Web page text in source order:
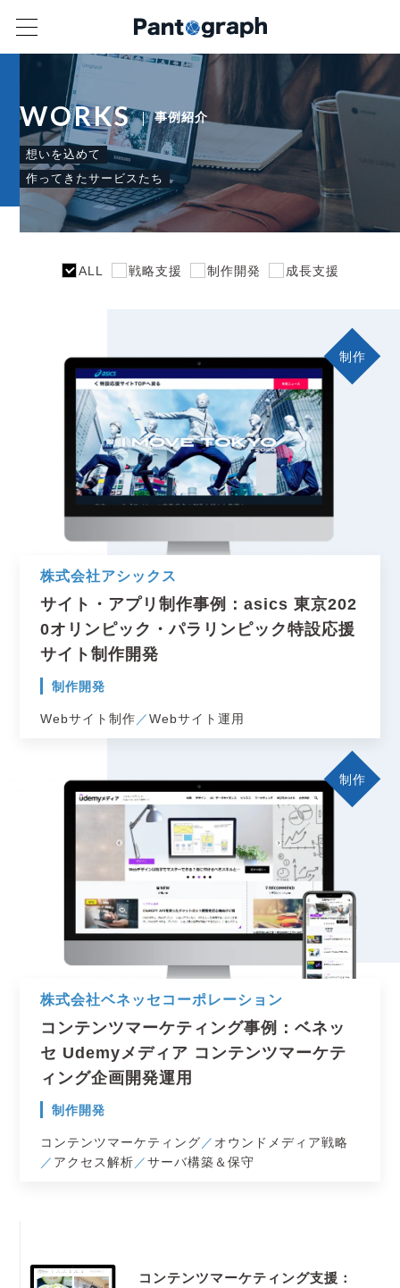
WORKS 事例紹介
想いを込めて
作ってきたサービスたち
ALL 戦略支援 制作開発 成長支援
制作
株式会社アシックス
サイト・アプリ制作事例：asics 東京202
0オリンピック・パラリンピック特設応援
サイト制作開発
制作開発
Webサイト制作 Webサイト運用
制作
株式会社ベネッセコーポレーション
コンテンツマーケティング事例：ベネッ
セ Udemyメディア コンテンツマーケテ
ィング企画開発運用
制作開発
コンテンツマーケティング
オウンドメディア戦略
アクセス解析
サーバ構築＆保守
コンテンツマーケティング支援：